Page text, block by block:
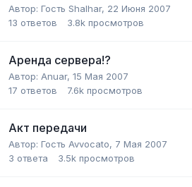
Автор: Гость Shalhar, 22 Июня 2007
13 ответов 3.8k просмотров
Аренда сервера!?
Автор: Anuar, 15 Мая 2007
17 ответов 7.6k просмотров
Акт передачи
Автор: Гость Avvocato, 7 Мая 2007
3 ответа 3.5k просмотров